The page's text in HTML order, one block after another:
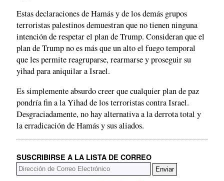
Estas declaraciones de Hamás y de los demás grupos
terroristas palestinos demuestran que no tienen ninguna
intención de respetar el plan de Trump. Consideran que el
plan de Trump no es más que un alto el fuego temporal
que les permite reagruparse, rearmarse y proseguir su
yihad para aniquilar a Israel.
Es simplemente absurdo creer que cualquier plan de paz
pondría fin a la Yihad de los terroristas contra Israel.
Desgraciadamente, no hay alternativa a la derrota total y
la erradicación de Hamás y sus aliados.
SUSCRIBIRSE A LA LISTA DE CORREO